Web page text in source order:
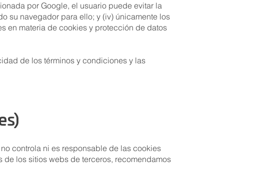
por Google, el usuario puede evitar la
su navegador para ello; y (iv) únicamente los
en materia de cookies y protección de datos
de los términos y condiciones y las
controla ni es responsable de las cookies
de los sitios webs de terceros, recomendamos